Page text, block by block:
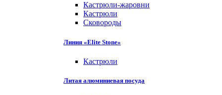
Кастрюли-жаровни
Кастрюли
Сковороды
Линия «Elite Stone»
Кастрюли
Литая алюминиевая посуда